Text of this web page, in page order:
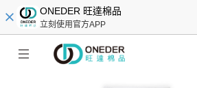
ONEDER 旺達棉品
立刻使用官方APP